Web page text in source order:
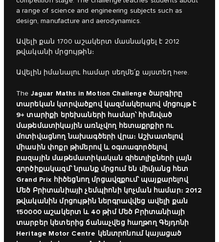
a range of science and engineering subjects such as
design, manufacture and aerodynamics.
Ավելի քան 1700 աշակերտ մասնակցել է 2012
թվականի մրցույթին։
Ավելին իմանալու համար սեղմե՛ք այստեղ here.
The Jaguar Maths in Motion Challenge ծարգիրը
տարեկան կտրվածքով կազմակերպով մրցույթ է
9+ տարիքի երեխաների համար՝ հիմնված
մաթեմատիկային առնչվող հետաքրքիր ու
մոտիվացնող նախագծերի վրա։ Աշխատելով
միասին փոքր թիմերով և օգտագործելով
բազային մաթեմատիկական գիետլիքների լայն
գործիքակազմ՝ նրանք մրցում են միմյանց հետ
Grand Prix հիծեցնող մրցավզքում՝ պայքարելով
Մեծ Բրիտանիայի չեմպիոնի կոչման համար։ 2012
թվականին մրցույթին ներգրավվեց ավելի քան
150000 աշակերտ և 40 թիմ Մեծ Բրիտանիայի
տարբեր կետերից ճանաչվեց հաղթող Գեյդոնի
Heritage Motor Centre կենտրոնում կայացած